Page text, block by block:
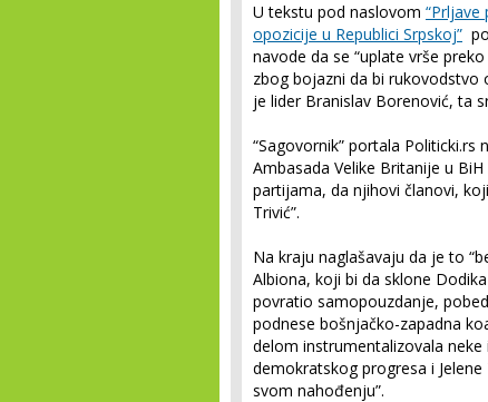
U tekstu pod naslovom
opozicije u Republici Srpskoj”
navode da se “uplate vrše
zbog bojazni da bi
je lider Branislav Borenović, ta
“Sagovornik” portala Politicki.rs
Ambasada Velike Britanije u
partijama, da njihovi članovi,
Trivić”.
Na kraju naglašavaju da je to
Albiona, koji bi da sklone
povratio samopouzdanje,
podnese bošnjačko-zapadna
delom instrumentalizovala
demokratskog progresa i
svom nahođenju”.